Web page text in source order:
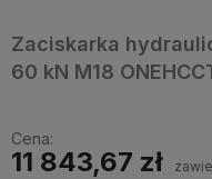
Zaciskarka
60 kN M18
Cena:
11 843,67 zł